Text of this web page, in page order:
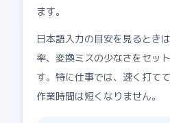
ます。
日本語入力の目安を見るとき
率、変換ミスの少なさをセッ
す。特に仕事では、速く打て
作業時間は短くなりません。